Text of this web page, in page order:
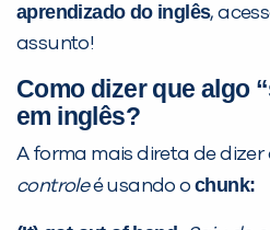
aprendizado do inglês,
assunto!
Como dizer que algo
em inglês?
A forma mais direta de dizer
controleé usando ochunk:
com a